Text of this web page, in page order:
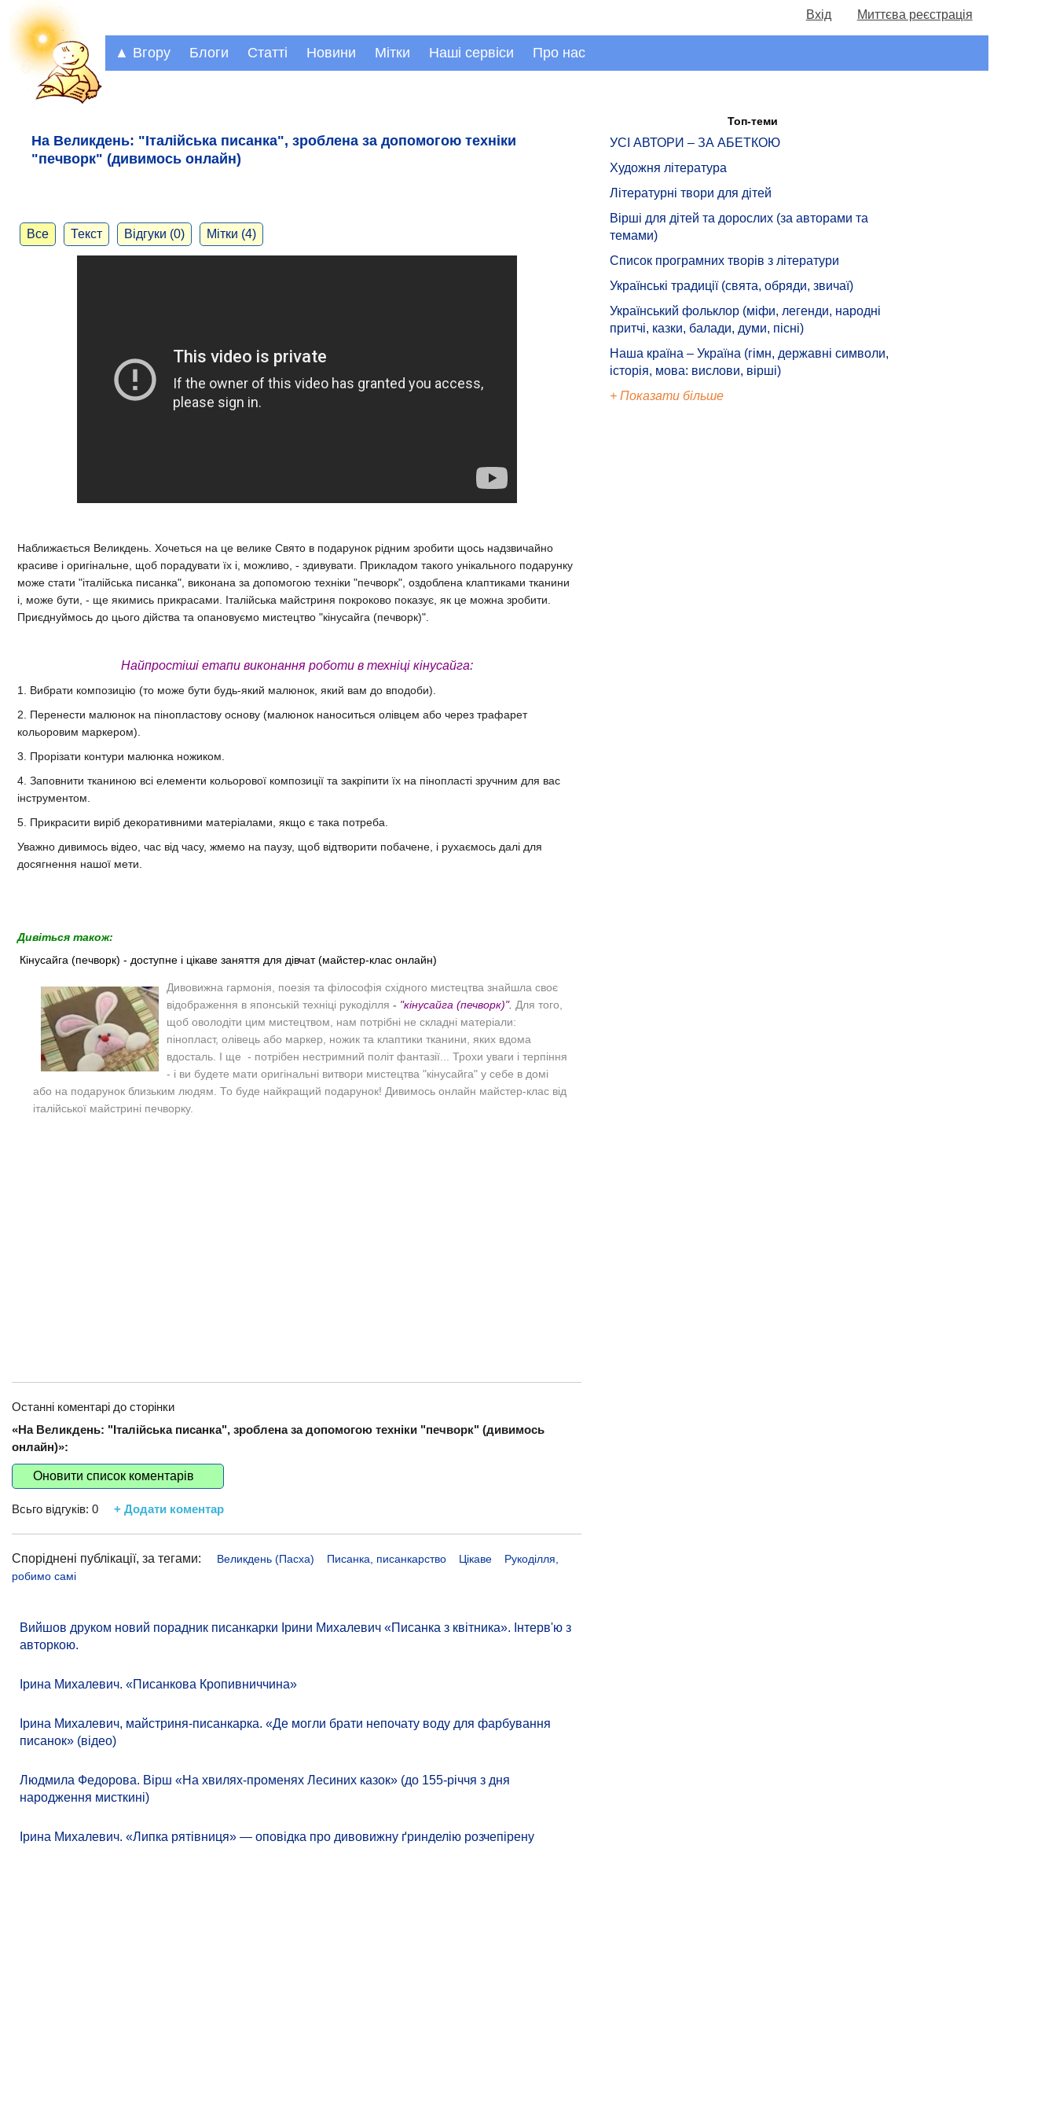
Вхід Миттєва реєстрація
▲ Вгору Блоги Статті Новини Мітки Наші сервіси Про нас
На Великдень: "Італійська писанка", зроблена за допомогою техніки
"печворк" (дивимось онлайн)
Все Текст Відгуки (0) Мітки (4)
Наближається Великдень. Хочеться на це велике Свято в подарунок рідним зробити щось надзвичайно
красиве і оригінальне, щоб порадувати їх і, можливо, - здивувати. Прикладом такого унікального подарунку
може стати "італійська писанка", виконана за допомогою техніки "печворк", оздоблена клаптиками тканини
і, може бути, - ще якимись прикрасами. Італійська майстриня покроково показує, як це можна зробити.
Приєднуймось до цього дійства та опановуємо мистецтво "кінусайга (печворк)".
Найпростіші етапи виконання роботи в техніці кінусайга:
1. Вибрати композицію (то може бути будь-який малюнок, який вам до вподоби).
2. Перенести малюнок на пінопластову основу (малюнок наноситься олівцем або через трафарет
кольоровим маркером).
3. Прорізати контури малюнка ножиком.
4. Заповнити тканиною всі елементи кольорової композиції та закріпити їх на пінопласті зручним для вас
інструментом.
5. Прикрасити виріб декоративними матеріалами, якщо є така потреба.
Уважно дивимось відео, час від часу, жмемо на паузу, щоб відтворити побачене, і рухаємось далі для
досягнення нашої мети.
Дивіться також:
Кінусайга (печворк) - доступне і цікаве заняття для дівчат (майстер-клас онлайн)
Дивовижна гармонія, поезія та філософія східного мистецтва знайшла своє
відображення в японській техніці рукоділля - "кінусайга (печворк)". Для того,
щоб оволодіти цим мистецтвом, нам потрібні не складні матеріали:
пінопласт, олівець або маркер, ножик та клаптики тканини, яких вдома
вдосталь. І ще - потрібен нестримний політ фантазії... Трохи уваги і терпіння
- і ви будете мати оригінальні витвори мистецтва "кінусайга" у себе в домі
або на подарунок близьким людям. То буде найкращий подарунок! Дивимось онлайн майстер-клас від
італійської майстрині печворку.
Останні коментарі до сторінки
«На Великдень: "Італійська писанка", зроблена за допомогою техніки "печворк" (дивимось
онлайн)»:
Оновити список коментарів
Всьго відгуків: 0 + Додати коментар
Споріднені публікації, за тегами: Великдень (Пасха) Писанка, писанкарство Цікаве
Рукоділля,
робимо самі
Вийшов друком новий порадник писанкарки Ірини Михалевич «Писанка з квітника». Інтерв'ю з
авторкою.
Ірина Михалевич. «Писанкова Кропивниччина»
Ірина Михалевич, майстриня-писанкарка. «Де могли брати непочату воду для фарбування
писанок» (відео)
Людмила Федорова. Вірш «На хвилях-променях Лесиних казок» (до 155-річчя з дня
народження мисткині)
Ірина Михалевич. «Липка рятівниця» — оповідка про дивовижну ґринделію розчепірену
Топ-теми
УСІ АВТОРИ – ЗА АБЕТКОЮ
Художня література
Літературні твори для дітей
Вірші для дітей та дорослих (за авторами та
темами)
Список програмних творів з літератури
Українські традиції (свята, обряди, звичаї)
Український фольклор (міфи, легенди, народні
притчі, казки, балади, думи, пісні)
Наша країна – Україна (гімн, державні символи,
історія, мова: вислови, вірші)
+ Показати більше